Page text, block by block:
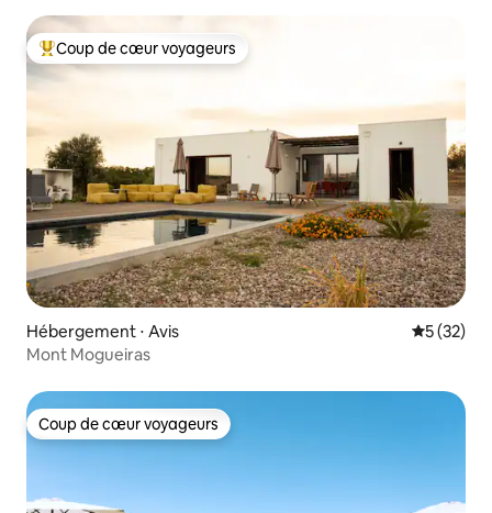
Coups de cœur voyageurs les plus appréciés
Coup de cœur voyageurs
Hébergement ⋅ Avis
5 (32)
Mont Mogueiras
Coup de cœur voyageurs
Coup de cœur voyageurs